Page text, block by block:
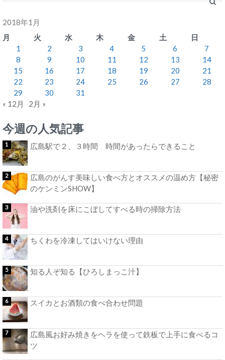
2018年1月
月
火 水 木 金 土
日
1
2 3 4 5 6
7
8
9 10 11 12 13
14
15
16 17 18 19 20
21
22
23 24 25 26 27
28
29
30
31
« 12月
2月 »
今週の人気記事
広島駅で２、３時間 時間があったらできること
広島のがんす美味しい食べ方とオススメの温め方【秘密
のケンミンSHOW】
油や洗剤を床にこぼしてすべる時の掃除方法
ちくわを冷凍してはいけない理由
知る人ぞ知る【ひろしまっこ汁】
スイカとお酒類の食べ合わせ問題
広島風お好み焼きをヘラを使って鉄板で上手に食べるコ
ツ